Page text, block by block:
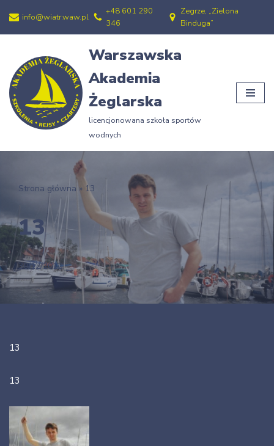
Przejdź
treści
info@wiatr.waw.pl
+48 601 290
346
Zegrze, „Zielona
Binduga”
Warszawska
Akademia
Żeglarska
licencjonowana szkoła sportów
wodnych
Strona główna » 13
13
30/12/2012
13
13